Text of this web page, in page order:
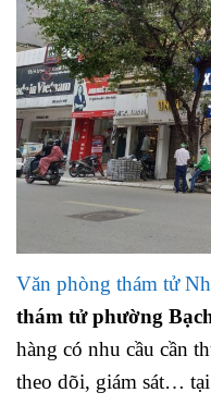
Văn phòng thám tử
thám tử phường
hàng có nhu cầu cần
theo dõi, giám sát…